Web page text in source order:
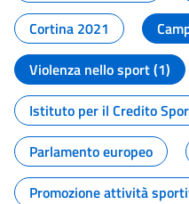
Cortina 2021
Violenza nello sport (1)
Istituto per il Credito
Parlamento europeo
Promozione attività